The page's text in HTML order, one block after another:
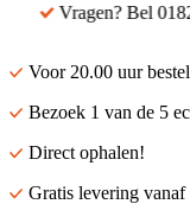
Vragen? Bel 0182
Voor 20.00 uur
Bezoek 1 van de 5
Direct ophalen!
Gratis levering vanaf